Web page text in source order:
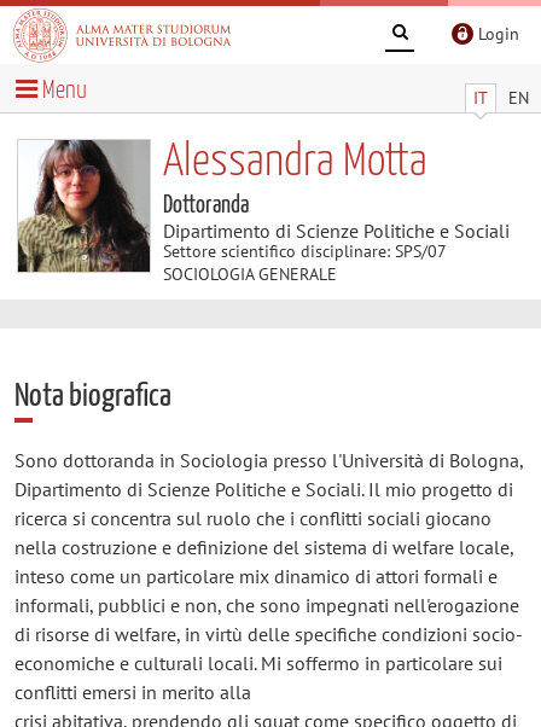
Login
IT EN
Menu
Alessandra Motta
Dottoranda
Dipartimento di Scienze Politiche e Sociali
Settore scientifico disciplinare: SPS/07
SOCIOLOGIA GENERALE
Nota biografica
Sono dottoranda in Sociologia presso l'Università di Bologna,
Dipartimento di Scienze Politiche e Sociali. Il mio progetto di
ricerca si concentra sul ruolo che i conflitti sociali giocano
nella costruzione e definizione del sistema di welfare locale,
inteso come un particolare mix dinamico di attori formali e
informali, pubblici e non, che sono impegnati nell'erogazione
di risorse di welfare, in virtù delle specifiche condizioni socio-
economiche e culturali locali. Mi soffermo in particolare sui
conflitti emersi in merito alla
crisi abitativa, prendendo gli squat come specifico oggetto di